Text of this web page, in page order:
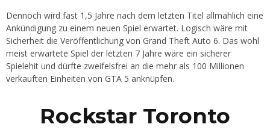
Dennoch wird fast 1,5 Jahre nach dem letzten Titel allmählich eine
Ankündigung zu einem neuen Spiel erwartet. Logisch wäre mit
Sicherheit die Veröffentlichung von Grand Theft Auto 6. Das wohl
meist erwartete Spiel der letzten 7 Jahre wäre ein sicherer
Spielehit und dürfte zweifelsfrei an die mehr als 100 Millionen
verkauften Einheiten von GTA 5 anknüpfen.
Rockstar Toronto